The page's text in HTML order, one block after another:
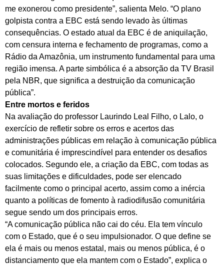
me exonerou como presidente”, salienta Melo. “O plano
golpista contra a EBC está sendo levado às últimas
consequências. O estado atual da EBC é de aniquilação,
com censura interna e fechamento de programas, como a
Rádio da Amazônia, um instrumento fundamental para uma
região imensa. A parte simbólica é a absorção da TV Brasil
pela NBR, que significa a destruição da comunicação
pública”.
Entre mortos e feridos
Na avaliação do professor Laurindo Leal Filho, o Lalo, o
exercício de refletir sobre os erros e acertos das
administrações públicas em relação à comunicação pública
e comunitária é imprescindível para entender os desafios
colocados. Segundo ele, a criação da EBC, com todas as
suas limitações e dificuldades, pode ser elencado
facilmente como o principal acerto, assim como a inércia
quanto a políticas de fomento à radiodifusão comunitária
segue sendo um dos principais erros.
“A comunicação pública não cai do céu. Ela tem vínculo
com o Estado, que é o seu impulsionador. O que define se
ela é mais ou menos estatal, mais ou menos pública, é o
distanciamento que ela mantem com o Estado”, explica o